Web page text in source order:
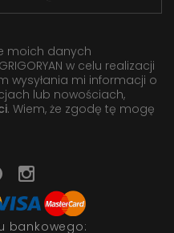
moich danych
w celu realizacji
wysyłania mi informacji o
lub nowościach,
. Wiem, że zgodę tę mogę
bankowego: